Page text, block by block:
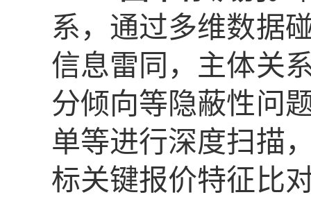
系，通过多维数据
信息雷同，主体关
分倾向等隐蔽性问
单等进行深度扫描
标关键报价特征比